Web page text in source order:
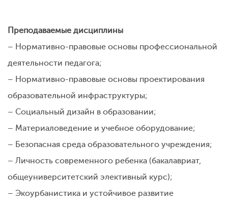
Преподаваемые дисциплины
– Нормативно-правовые основы профессиональной
деятельности педагога;
– Нормативно-правовые основы проектирования
образовательной инфраструктуры;
– Социальный дизайн в образовании;
– Материаловедение и учебное оборудование;
– Безопасная среда образовательного учреждения;
– Личность современного ребенка (бакалавриат,
общеуниверситетский элективный курс);
– Экоурбанистика и устойчивое развитие